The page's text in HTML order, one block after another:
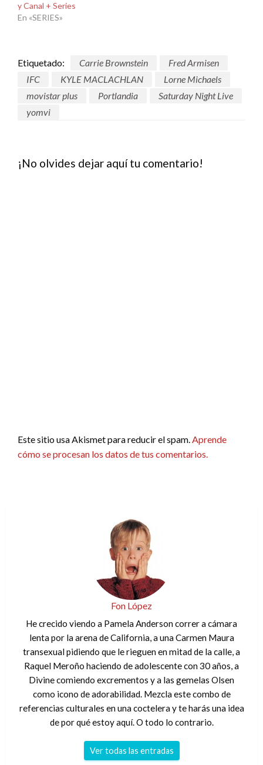
y Canal + Series
En «SERIES»
Etiquetado: Carrie Brownstein
Fred Armisen
IFC
KYLE MACLACHLAN
Lorne Michaels
movistar plus
Portlandia
Saturday Night Live
yomvi
¡No olvides dejar aquí tu comentario!
Este sitio usa Akismet para reducir el spam.Aprende
cómo se procesan los datos de tus comentarios.
Fon López
He crecido viendo a Pamela Anderson correr a cámara
lenta por la arena de California, a una Carmen Maura
transexual pidiendo que le rieguen en mitad de la calle, a
Raquel Meroño haciendo de adolescente con 30 años, a
Divine comiendo excrementos y a las gemelas Olsen
como icono de adorabilidad. Mezcla este combo de
referencias culturales en una coctelera y te harás una idea
de por qué estoy aquí. O todo lo contrario.
Ver todas las entradas